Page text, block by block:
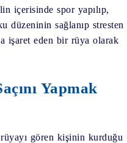
içerisinde spor yapılıp,
düzeninin sağlanıp stresten
işaret eden bir rüya olarak
Yapmak
rüyayı gören kişinin kurduğu